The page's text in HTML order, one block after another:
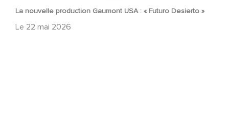
La nouvelle production Gaumont USA : « Futuro Desierto »
Le 22 mai 2026